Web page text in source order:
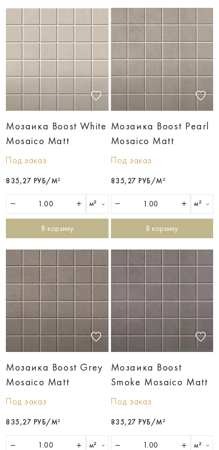
Мозаика Boost White
Mosaico Matt
Под заказ
835,27 РУБ/М²
м²
В корзину
Мозаика Boost Pearl
Mosaico Matt
Под заказ
835,27 РУБ/М²
м²
В корзину
Мозаика Boost Grey
Mosaico Matt
Под заказ
835,27 РУБ/М²
м²
Мозаика Boost
Smoke Mosaico Matt
Под заказ
835,27 РУБ/М²
м²